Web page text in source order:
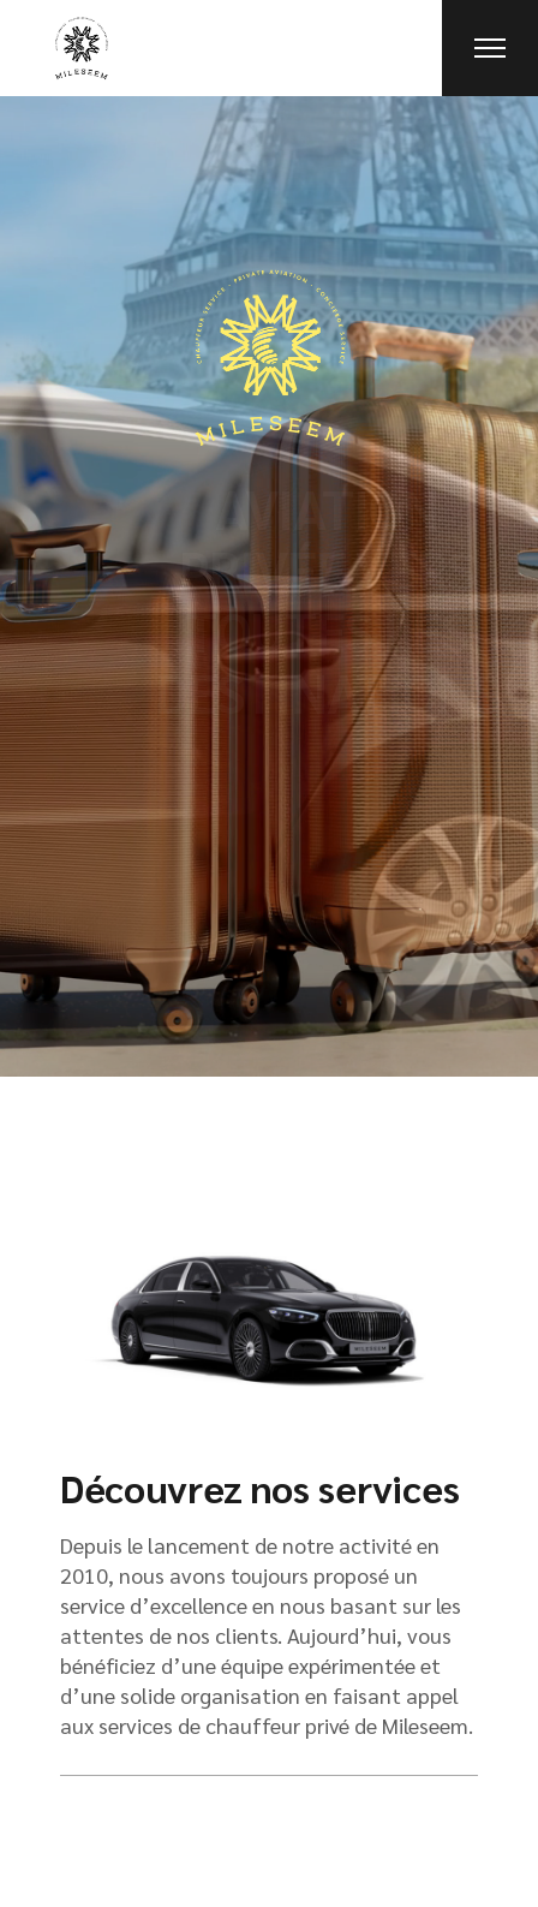
AVIATION
PRIVÉE VERS
TOUTES LES
DESTINATIONS
Découvrez nos services
Depuis le lancement de notre activité en
2010, nous avons toujours proposé un
service d’excellence en nous basant sur les
attentes de nos clients. Aujourd’hui, vous
bénéficiez d’une équipe expérimentée et
d’une solide organisation en faisant appel
aux services de chauffeur privé de Mileseem.